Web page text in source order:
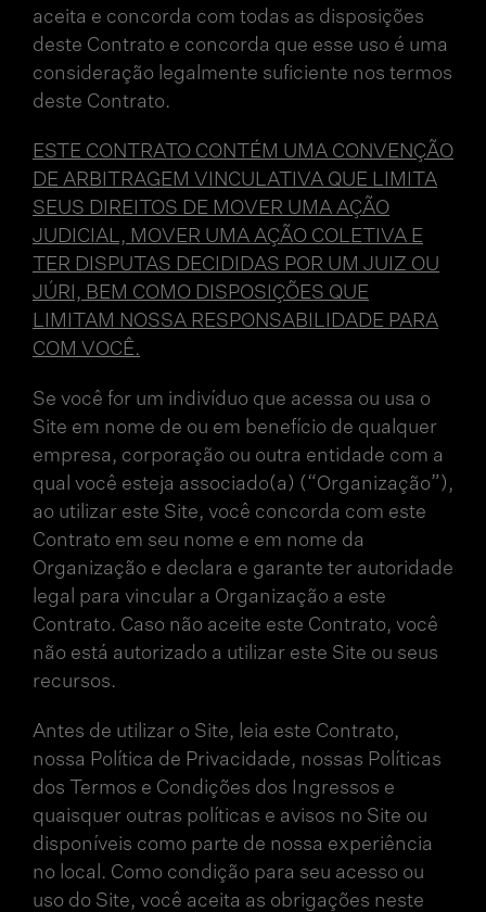
aceita e concorda com todas as disposições
deste Contrato e concorda que esse uso é uma
consideração legalmente suficiente nos termos
deste Contrato.
ESTE CONTRATO CONTÉM UMA CONVENÇÃO
DE ARBITRAGEM VINCULATIVA QUE LIMITA
SEUS DIREITOS DE MOVER UMA AÇÃO
JUDICIAL, MOVER UMA AÇÃO COLETIVA E
TER DISPUTAS DECIDIDAS POR UM JUIZ OU
JÚRI, BEM COMO DISPOSIÇÕES QUE
LIMITAM NOSSA RESPONSABILIDADE PARA
COM VOCÊ.
Se você for um indivíduo que acessa ou usa o
Site em nome de ou em benefício de qualquer
empresa, corporação ou outra entidade com a
qual você esteja associado(a) (“Organização”),
ao utilizar este Site, você concorda com este
Contrato em seu nome e em nome da
Organização e declara e garante ter autoridade
legal para vincular a Organização a este
Contrato. Caso não aceite este Contrato, você
não está autorizado a utilizar este Site ou seus
recursos.
Antes de utilizar o Site, leia este Contrato,
nossa Política de Privacidade, nossas Políticas
dos Termos e Condições dos Ingressos e
quaisquer outras políticas e avisos no Site ou
disponíveis como parte de nossa experiência
no local. Como condição para seu acesso ou
uso do Site, você aceita as obrigações neste